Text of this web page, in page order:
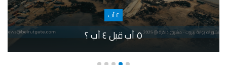
٤ آب
٥ آب قبل ٤ آب ؟